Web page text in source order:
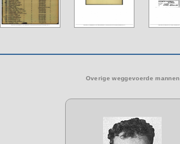
Overige weggevoerde mannen